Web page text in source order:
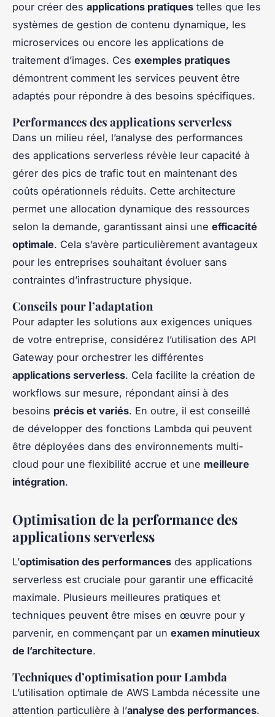
pour créer des applications pratiques telles que les
systèmes de gestion de contenu dynamique, les
microservices ou encore les applications de
traitement d’images. Ces exemples pratiques
démontrent comment les services peuvent être
adaptés pour répondre à des besoins spécifiques.
Performances des applications serverless
Dans un milieu réel, l’analyse des performances
des applications serverless révèle leur capacité à
gérer des pics de trafic tout en maintenant des
coûts opérationnels réduits. Cette architecture
permet une allocation dynamique des ressources
selon la demande, garantissant ainsi une efficacité
optimale. Cela s’avère particulièrement avantageux
pour les entreprises souhaitant évoluer sans
contraintes d’infrastructure physique.
Conseils pour l’adaptation
Pour adapter les solutions aux exigences uniques
de votre entreprise, considérez l’utilisation des API
Gateway pour orchestrer les différentes
applications serverless. Cela facilite la création de
workflows sur mesure, répondant ainsi à des
besoins précis et variés. En outre, il est conseillé
de développer des fonctions Lambda qui peuvent
être déployées dans des environnements multi-
cloud pour une flexibilité accrue et une meilleure
intégration.
Optimisation de la performance des
applications serverless
L’optimisation des performances des applications
serverless est cruciale pour garantir une efficacité
maximale. Plusieurs meilleures pratiques et
techniques peuvent être mises en œuvre pour y
parvenir, en commençant par un examen minutieux
de l’architecture.
Techniques d’optimisation pour Lambda
L’utilisation optimale de AWS Lambda nécessite une
attention particulière à l’analyse des performances.